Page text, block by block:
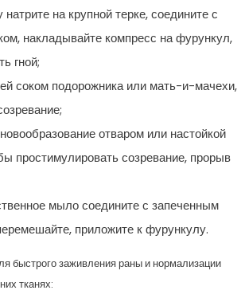
на крупной терке, соедините с
накладывайте компресс на фурункул,
гной;
соком подорожника или мать-и-мачехи,
отваром или настойкой
простимулировать созревание, прорыв
мыло соедините с запеченным
приложите к фурункулу.
быстрого заживления раны и нормализации
тканях: